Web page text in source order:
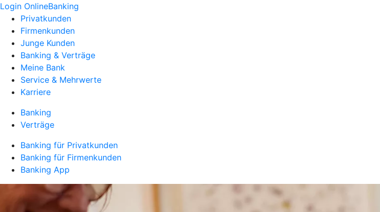
Login OnlineBanking
Privatkunden
Firmenkunden
Junge Kunden
Banking & Verträge
Meine Bank
Service & Mehrwerte
Karriere
Banking
Verträge
Banking für Privatkunden
Banking für Firmenkunden
Banking App